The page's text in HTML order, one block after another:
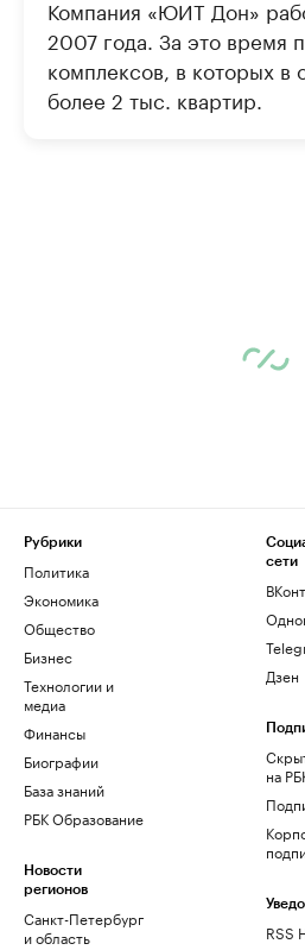
Компания «ЮИТ Дон»
2007 года. За это время
комплексов, в которых в
более 2 тыс. квартир.
Рубрики
Политика
Экономика
Общество
Бизнес
Технологии и
медиа
Финансы
Биографии
База знаний
РБК Образование
Новости
регионов
Санкт-Петербург
и область
сети
Дзен
на
RSS